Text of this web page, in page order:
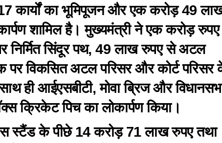
कार्यों का भूमिपूजन और एक करोड़ 49
शामिल है। मुख्यमंत्री ने एक करोड़
निर्मित सिंदूर पथ, 49 लाख रुपए से अटल
विकसित अटल परिसर और कोर्ट परिसर
ही आईएसबीटी, मोवा ब्रिज और
क्रिकेट पिच का लोकार्पण किया।
स्टैंड के पीछे 14 करोड़ 71 लाख रुपए तथा